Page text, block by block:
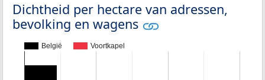
Dichtheid per hectare van adressen,
bevolking en wagens
België Voortkapel